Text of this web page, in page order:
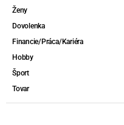
Ženy
Dovolenka
Financie/Práca/Kariéra
Hobby
Šport
Tovar